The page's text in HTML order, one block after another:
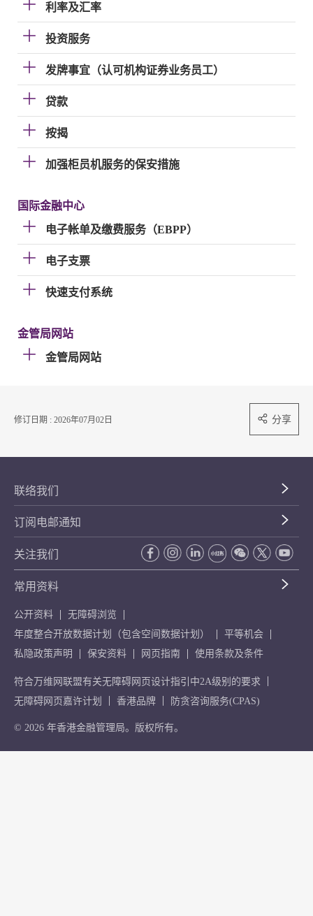
利率及汇率
投资服务
发牌事宜（认可机构证券业务员工）
贷款
按揭
加强柜员机服务的保安措施
国际金融中心
电子帐单及缴费服务（EBPP）
电子支票
快速支付系统
金管局网站
金管局网站
修订日期 : 2026年07月02日 分享
联络我们
订阅电邮通知
关注我们
常用资料
公开资料
无障碍浏览
年度整合开放数据计划（包含空间数据计划）
平等机会
私隐政策声明
保安资料 网页指南 使用条款及条件
符合万维网联盟有关无障碍网页设计指引中2A级别的要求
无障碍网页嘉许计划
香港品牌 防贪咨询服务(CPAS)
© 2026 年香港金融管理局。版权所有。